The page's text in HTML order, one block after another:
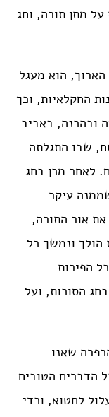
מתן תורה, וחג
הוא מעגל
החקלאיות, וכך
ובהכנה, באביב
שבו התגלתה
לאחר מכן בחג
עיקר
אור התורה,
הולך ונמשך כל
הפירות
הסוכות, ועל
שאנו
הדברים הטובים
לחטוא, וכדי